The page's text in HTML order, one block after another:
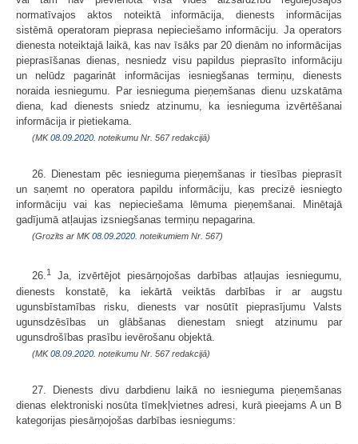
normatīvajos aktos noteiktā informācija, dienests informācijas
sistēmā operatoram pieprasa nepieciešamo informāciju. Ja operators
dienesta noteiktajā laikā, kas nav īsāks par 20 dienām no informācijas
pieprasīšanas dienas, nesniedz visu papildus pieprasīto informāciju
un nelūdz pagarināt informācijas iesniegšanas termiņu, dienests
noraida iesniegumu. Par iesnieguma pieņemšanas dienu uzskatāma
diena, kad dienests sniedz atzinumu, ka iesnieguma izvērtēšanai
informācija ir pietiekama.
(MK08.09.2020. noteikumu Nr. 567 redakcijā)
26. Dienestam pēc iesnieguma pieņemšanas ir tiesības pieprasīt
un saņemt no operatora papildu informāciju, kas precizē iesniegto
informāciju vai kas nepieciešama lēmuma pieņemšanai. Minētajā
gadījumā atļaujas izsniegšanas termiņu nepagarina.
(Grozīts ar MK08.09.2020. noteikumiem Nr. 567)
26.1
Ja, izvērtējot piesārņojošas darbības atļaujas iesniegumu,
dienests konstatē, ka iekārtā veiktās darbības ir ar augstu
ugunsbīstamības risku, dienests var nosūtīt pieprasījumu Valsts
ugunsdzēsības un glābšanas dienestam sniegt atzinumu par
ugunsdrošības prasību ievērošanu objektā.
(MK08.09.2020. noteikumu Nr. 567 redakcijā)
27. Dienests divu darbdienu laikā no iesnieguma pieņemšanas
dienas elektroniski nosūta tīmekļvietnes adresi, kurā pieejams A un B
kategorijas piesārņojošas darbības iesniegums: